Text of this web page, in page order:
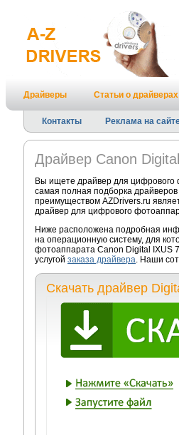
Драйверы Статьи о драйверах
Контакты Реклама на
Драйвер Canon
Вы ищете драйвер для цифрового
самая полная подборка
преимуществом AZDrivers.ru
драйвер для цифрового
Ниже расположена подробная
на операционную систему, для
фотоаппарата Canon Digital IXUS
услугой заказа драйвера. Наши
Скачать драйвер